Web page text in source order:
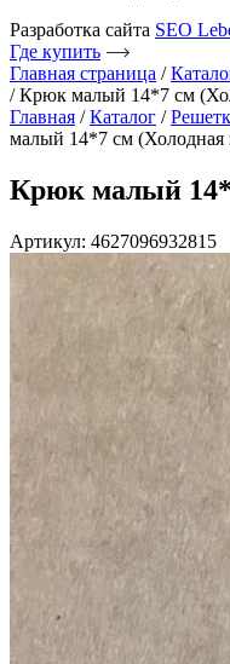
Разработка сайта SEO
Где купить
Главная страница /
/Крюк малый 14*7 см
Главная /Каталог /
малый 14*7 см (Холодная
Крюк малый
Артикул: 4627096932815